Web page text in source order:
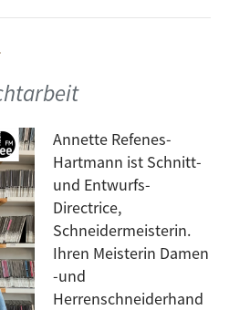
Annette Refenes-
Hartmann ist Schnitt-
und Entwurfs-
Directrice,
Schneidermeisterin.
Ihren Meisterin Damen
-und
Herrenschneiderhand